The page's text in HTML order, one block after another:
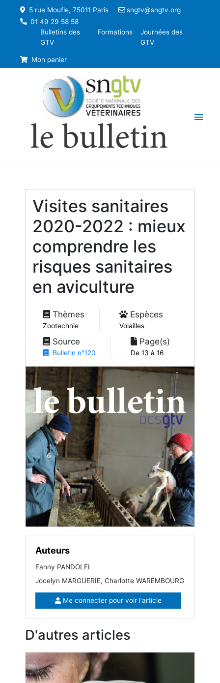
5 rue Moufle, 75011 Paris
sngtv@sngtv.org
01 49 29 58 58
Bulletins des
GTV
Formations
Journées des
GTV
Mon panier
le bulletin
Visites sanitaires
2020-2022 : mieux
comprendre les
risques sanitaires
en aviculture
Thèmes
Zootechnie
Espèces
Volailles
Source
Bulletin n°120
Page(s)
De 13 à 16
Auteurs
Fanny PANDOLFI
Jocelyn MARGUERIE, Charlotte WAREMBOURG
Me connecter pour voir l'article
D'autres articles